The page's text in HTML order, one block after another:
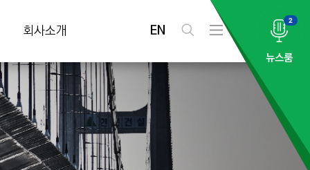
회사소개 EN
검
전
메
2
뉴스룸